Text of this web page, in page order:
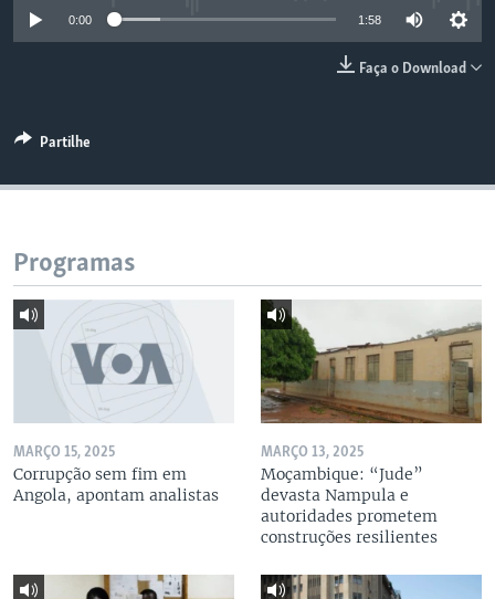
0:00 1:58
Faça o Download
Partilhe
Programas
MARÇO 15, 2025
Corrupção sem fim em
Angola, apontam analistas
MARÇO 13, 2025
Moçambique: “Jude”
devasta Nampula e
autoridades prometem
construções resilientes